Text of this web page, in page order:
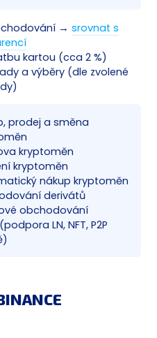
→ srovnat s
kartou (cca 2 %)
a výběry (dle zvolené
prodej a směna
kryptoměn
kryptoměn
nákup kryptoměn
derivátů
obchodování
LN, NFT, P2P